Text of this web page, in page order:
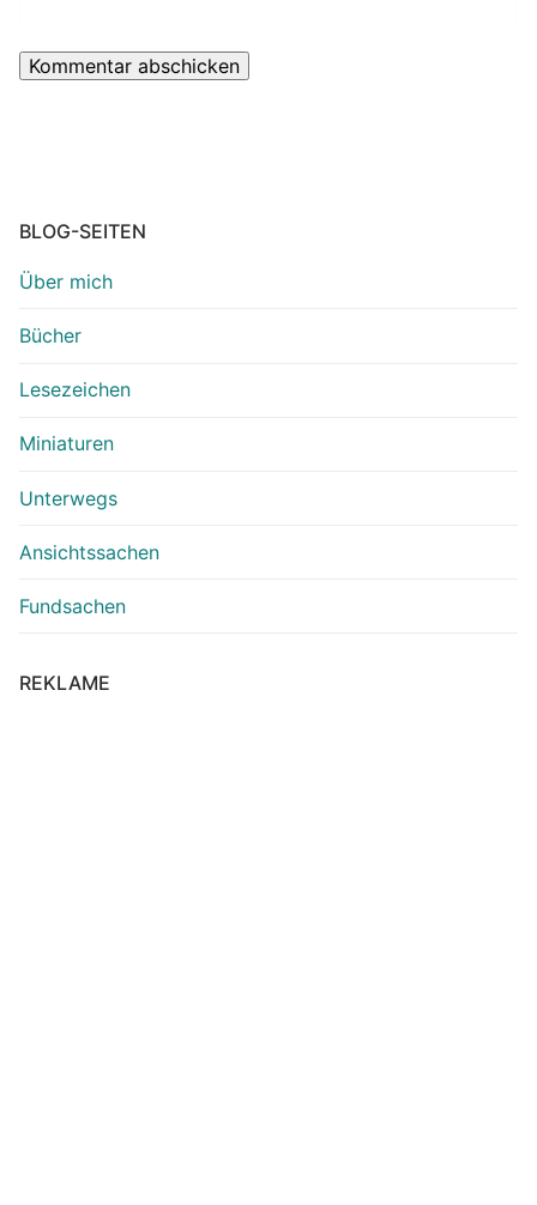
BLOG-SEITEN
Über mich
Bücher
Lesezeichen
Miniaturen
Unterwegs
Ansichtssachen
Fundsachen
REKLAME